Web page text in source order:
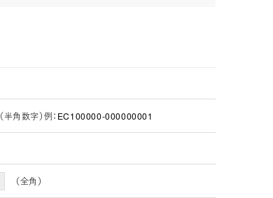
（半角数字）例：EC100000-000000001
（全角）